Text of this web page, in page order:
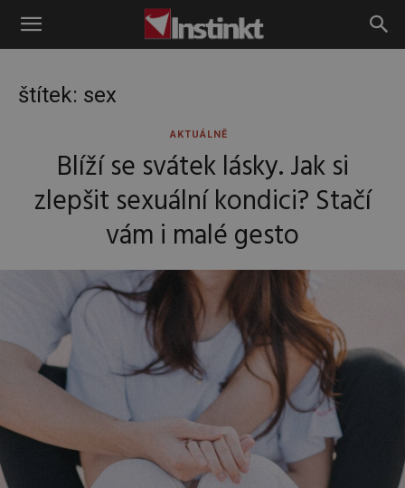
Instinkt
štítek: sex
AKTUÁLNĚ
Blíží se svátek lásky. Jak si
zlepšit sexuální kondici? Stačí
vám i malé gesto